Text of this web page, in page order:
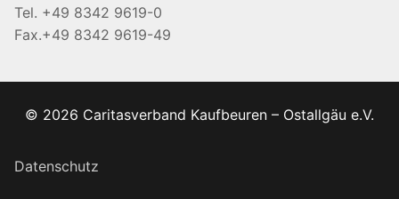
Tel. +49 8342 9619-0
Fax.+49 8342 9619-49
© 2026 Caritasverband Kaufbeuren – Ostallgäu e.V.
Datenschutz